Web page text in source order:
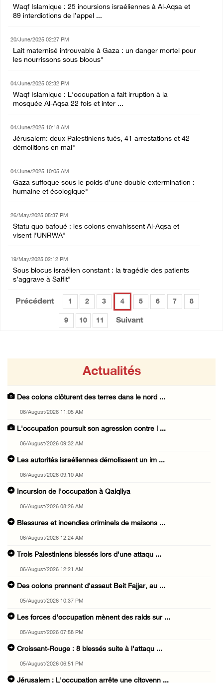
Waqf Islamique : 25 incursions israéliennes à Al-Aqsa et
89 interdictions de l’appel ...
20/June/2025 02:27 PM
Lait maternisé introuvable à Gaza : un danger mortel pour
les nourrissons sous blocus"
04/June/2025 02:32 PM
Waqf Islamique : L'occupation a fait irruption à la
mosquée Al-Aqsa 22 fois et inter ...
04/June/2025 10:18 AM
Jérusalem: deux Palestiniens tués, 41 arrestations et 42
démolitions en mai"
04/June/2025 10:05 AM
Gaza suffoque sous le poids d’une double extermination :
humaine et écologique"
26/May/2025 05:37 PM
Statu quo bafoué : les colons envahissent Al-Aqsa et
visent l’UNRWA"
19/May/2025 02:12 PM
Sous blocus israélien constant : la tragédie des patients
s’aggrave à Salfit"
Précédent 1 2 3 4 5 6 7 8
9 10 11 Suivant
Actualités
Des colons clôturent des terres dans le nord ...
06/August/2026 11:05 AM
L'occupation poursuit son agression contre l ...
06/August/2026 09:32 AM
Les autorités israéliennes démolissent un im ...
06/August/2026 09:10 AM
Incursion de l'occupation à Qalqilya
06/August/2026 08:26 AM
Blessures et incendies criminels de maisons ...
06/August/2026 12:24 AM
Trois Palestiniens blessés lors d'une attaqu ...
06/August/2026 12:21 AM
Des colons prennent d'assaut Beit Fajjar, au ...
05/August/2026 10:37 PM
Les forces d'occupation mènent des raids sur ...
05/August/2026 07:58 PM
Croissant-Rouge : 8 blessés suite à l'attaqu ...
05/August/2026 06:51 PM
Jérusalem : L'occupation arrête une citoyenn ...